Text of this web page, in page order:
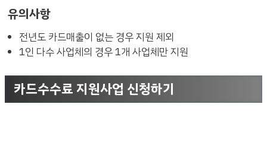
유의사항
전년도 카드매출이 없는 경우 지원 제외
1인 다수 사업체의 경우 1개 사업체만 지원
카드수수료 지원사업 신청하기